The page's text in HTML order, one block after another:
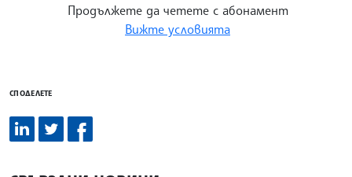
Продължете да четете с абонамент
Вижте условията
СПОДЕЛЕТЕ